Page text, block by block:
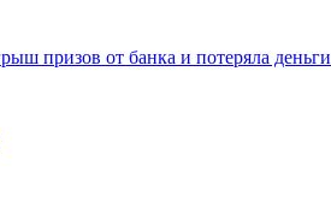
призов от банка и потеряла деньги